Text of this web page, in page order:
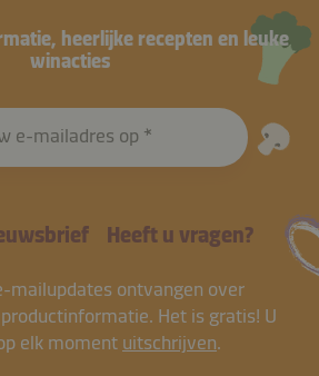
heerlijke recepten en leuke
winacties
e-mailadres op
Heeft u vragen?
mailupdates ontvangen over
Het is gratis! U
elk moment uitschrijven.